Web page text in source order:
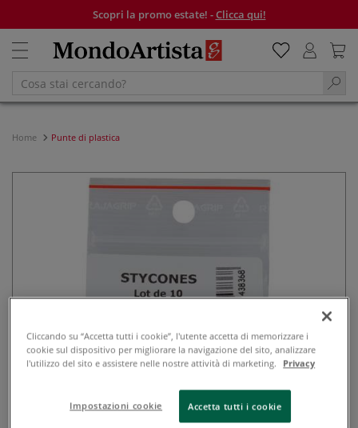
Scopri la promo estate! -Clicca qui!
Home Punte di plastica
Cliccando su “Accetta tutti i cookie”, l'utente accetta di memorizzare i
cookie sul dispositivo per migliorare la navigazione del sito, analizzare
l'utilizzo del sito e assistere nelle nostre attività di marketing.
Privacy
Impostazioni cookie Accetta tutti i cookie